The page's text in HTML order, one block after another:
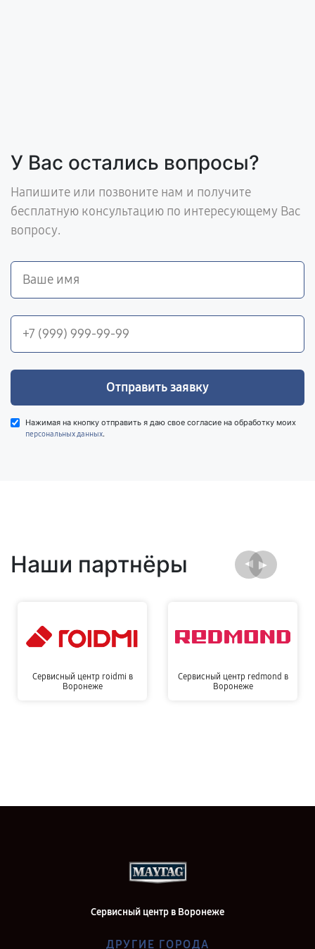
У Вас остались вопросы?
Напишите или позвоните нам и получите
бесплатную консультацию по интересующему Вас
вопросу.
Отправить заявку
Нажимая на кнопку отправить я даю свое согласие на обработку моих
персональных данных.
Наши партнёры
Сервисный центр roidmi в
Воронеже
Сервисный центр redmond в
Воронеже
Сервисный центр в Воронеже
ДРУГИЕ ГОРОДА